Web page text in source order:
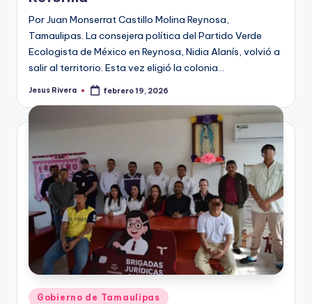
Por Juan Monserrat Castillo Molina Reynosa,
Tamaulipas. La consejera política del Partido Verde
Ecologista de México en Reynosa, Nidia Alanís, volvió a
salir al territorio. Esta vez eligió la colonia…
Publicado
Jesus Rivera febrero 19, 2026
Publicado
Gobierno de Tamaulipas